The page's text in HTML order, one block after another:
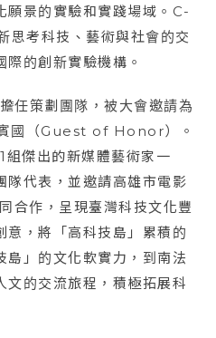
願景的實驗和實踐場域。C-
思考科技、藝術與社會的交
的創新實驗機構。
任策劃團隊，被大會邀請為
國（Guest of Honor）。
組傑出的新媒體藝術家一
隊代表，並邀請高雄市電影
作，呈現臺灣科技文化豐
意，將「高科技島」累積的
島」的文化軟實力，到南法
文的交流旅程，積極拓展科